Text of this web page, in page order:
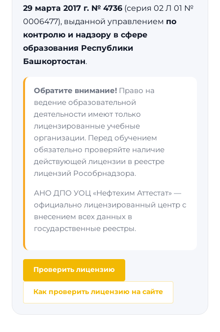
29 марта 2017 г. № 4736 (серия 02 Л 01 №
0006477), выданной управлением по
контролю и надзору в сфере
образования Республики
Башкортостан.
Обратите внимание! Право на
ведение образовательной
деятельности имеют только
лицензированные учебные
организации. Перед обучением
обязательно проверяйте наличие
действующей лицензии в реестре
лицензий Рособрнадзора.
АНО ДПО УОЦ «Нефтехим Аттестат» —
официально лицензированный центр с
внесением всех данных в
государственные реестры.
Проверить лицензию
Как проверить лицензию на сайте